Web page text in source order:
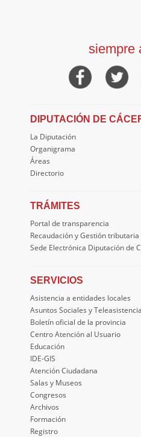
siempre
DIPUTACIÓN DE
La Diputación
Organigrama
Áreas
Directorio
TRÁMITES
Portal de transparencia
Recaudación y Gestión tributaria
Sede Electrónica Diputación de
SERVICIOS
Asistencia a entidades locales
Asuntos Sociales y Teleasistencia
Boletín oficial de la provincia
Centro Atención al Usuario
Educación
IDE-GIS
Atención Ciudadana
Salas y Museos
Congresos
Archivos
Formación
Registro